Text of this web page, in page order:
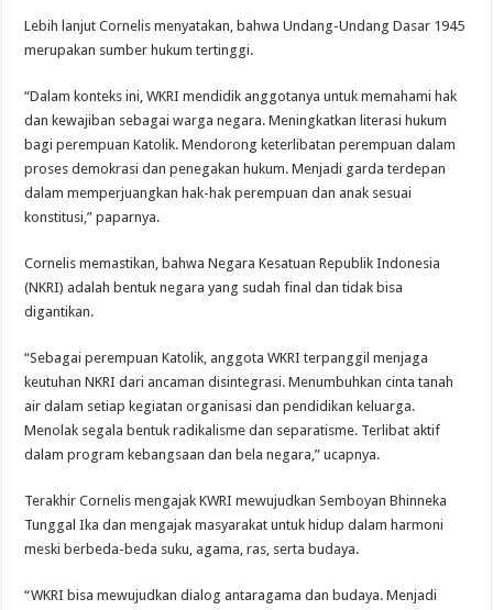
Lebih lanjut Cornelis menyatakan, bahwa Undang-Undang Dasar 1945
merupakan sumber hukum tertinggi.
“Dalam konteks ini, WKRI mendidik anggotanya untuk memahami hak
dan kewajiban sebagai warga negara. Meningkatkan literasi hukum
bagi perempuan Katolik. Mendorong keterlibatan perempuan dalam
proses demokrasi dan penegakan hukum. Menjadi garda terdepan
dalam memperjuangkan hak-hak perempuan dan anak sesuai
konstitusi,” paparnya.
Cornelis memastikan, bahwa Negara Kesatuan Republik Indonesia
(NKRI) adalah bentuk negara yang sudah final dan tidak bisa
digantikan.
“Sebagai perempuan Katolik, anggota WKRI terpanggil menjaga
keutuhan NKRI dari ancaman disintegrasi. Menumbuhkan cinta tanah
air dalam setiap kegiatan organisasi dan pendidikan keluarga.
Menolak segala bentuk radikalisme dan separatisme. Terlibat aktif
dalam program kebangsaan dan bela negara,” ucapnya.
Terakhir Cornelis mengajak KWRI mewujudkan Semboyan Bhinneka
Tunggal Ika dan mengajak masyarakat untuk hidup dalam harmoni
meski berbeda-beda suku, agama, ras, serta budaya.
“WKRI bisa mewujudkan dialog antaragama dan budaya. Menjadi